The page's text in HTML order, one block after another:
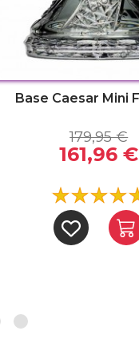
Base Caesar Mini
179,95 €
161,96 €